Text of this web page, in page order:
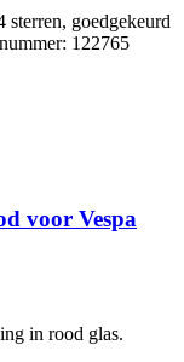
goedgekeurd
122765
voor Vespa
in rood glas.